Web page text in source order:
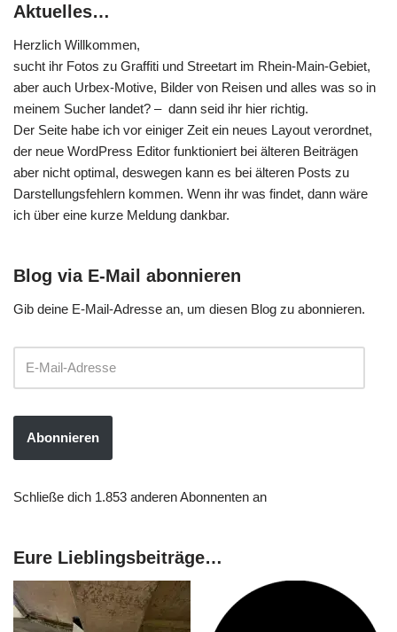
Aktuelles…
Herzlich Willkommen,
sucht ihr Fotos zu Graffiti und Streetart im Rhein-Main-Gebiet,
aber auch Urbex-Motive, Bilder von Reisen und alles was so in
meinem Sucher landet? – dann seid ihr hier richtig.
Der Seite habe ich vor einiger Zeit ein neues Layout verordnet,
der neue WordPress Editor funktioniert bei älteren Beiträgen
aber nicht optimal, deswegen kann es bei älteren Posts zu
Darstellungsfehlern kommen. Wenn ihr was findet, dann wäre
ich über eine kurze Meldung dankbar.
Blog via E-Mail abonnieren
Gib deine E-Mail-Adresse an, um diesen Blog zu abonnieren.
Abonnieren
Schließe dich 1.853 anderen Abonnenten an
Eure Lieblingsbeiträge…